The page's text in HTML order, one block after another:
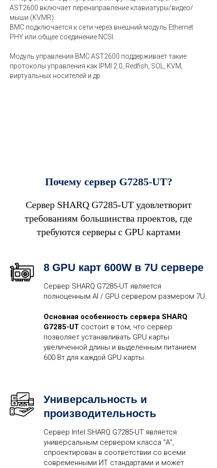
AST2600 включает перенаправление клавиатуры/видео/
мыши (KVMR).
BMC подключается к сети через внешний модуль Ethernet
PHY или общее соединение NCSI.
Модуль управления BMC AST2600 поддерживает такие
протоколы управления как IPMI 2.0, Redfish, SOL, KVM,
виртуальных носителей и др.
Почему сервер G7285-UT?
Сервер SHARQ G7285-UT удовлетворит
требованиям большинства проектов, где
требуются серверы с GPU картами
8 GPU карт 600W в 7U сервере
Сервер SHARQ G7285-UT является
полноценным AI / GPU сервером размером 7U.
Основная особенность сервера SHARQ
G7285-UT состоит в том, что сервер
позволяет устанавливать GPU карты
увеличенной длины и выделенным питанием
600 Вт для каждой GPU карты.
Универсальность и
производительность
Сервер Intel SHARQ G7285-UT является
универсальным сервером класса "А",
спроектирован в соответствии со всеми
современными ИТ стандартами и может